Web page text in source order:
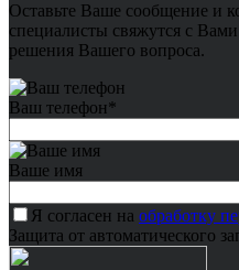
Оставьте Ваше сообщение и
специалисты свяжутся с
решения Вашего вопроса.
Ваш телефон*
Ваше имя
Я согласен на обработку
Защита от автоматического